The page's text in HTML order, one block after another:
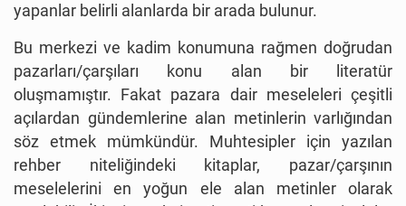
yapanlar belirli alanlarda bir arada bulunur.
Bu merkezi ve kadim konumuna rağmen doğrudan
pazarları/çarşıları konu alan bir literatür
oluşmamıştır. Fakat pazara dair meseleleri çeşitli
açılardan gündemlerine alan metinlerin varlığından
söz etmek mümkündür. Muhtesipler için yazılan
rehber niteliğindeki kitaplar, pazar/çarşının
meselelerini en yoğun ele alan metinler olarak